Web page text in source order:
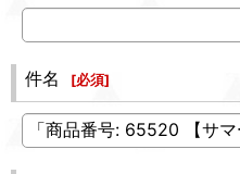
件名 [必須]